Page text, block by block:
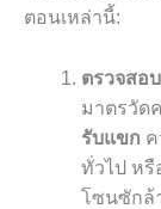
ตอนเหล่านี้:
ตรวจสอ
มาตรวัด
รับแขก
ทั่วไป หรื
โซนซักล้